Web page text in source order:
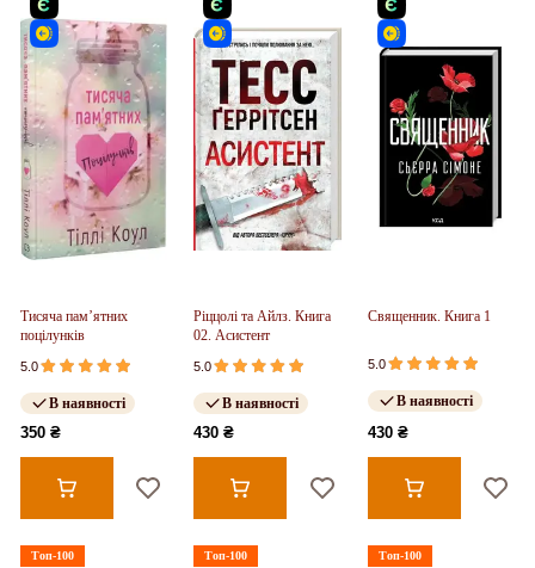
Тисяча пам’ятних
поцілунків
5.0
В наявності
350 ₴
Ріццолі та Айлз. Книга
02. Асистент
5.0
В наявності
430 ₴
Священник. Книга 1
5.0
В наявності
430 ₴
Топ-100 Топ-100 Топ-100